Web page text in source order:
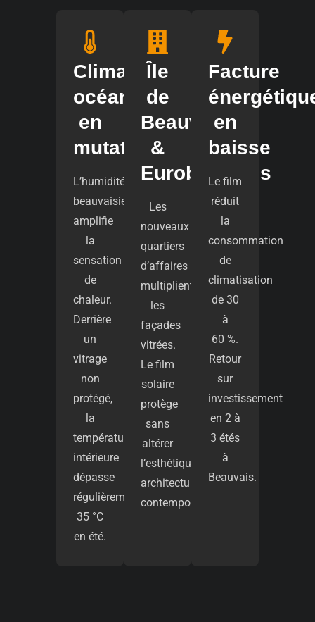
Climat
océanique
en
mutation
L’humidité
beauvaisienne
amplifie
la
sensation
de
chaleur.
Derrière
un
vitrage
non
protégé,
la
température
intérieure
dépasse
régulièrement
35 °C
en été.
Île
de
Beauvais
&
Eurobeauvais
Les
nouveaux
quartiers
d’affaires
multiplient
les
façades
vitrées.
Le film
solaire
protège
sans
altérer
l’esthétique
architecturale
contemporaine.
Facture
en
baisse
Le film
réduit
la
consommation
de
climatisation
de 30
à
60 %.
Retour
sur
investissement
en 2 à
3 étés
à
Beauvais.